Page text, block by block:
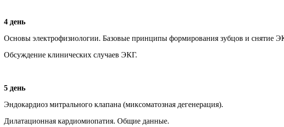
4 день
Основы электрофизиологии. Базовые принципы формирования зубцов и снятие
Обсуждение клинических случаев ЭКГ.
5 день
Эндокардиоз митрального клапана (миксоматозная дегенерация).
Дилатационная кардиомиопатия. Общие данные.